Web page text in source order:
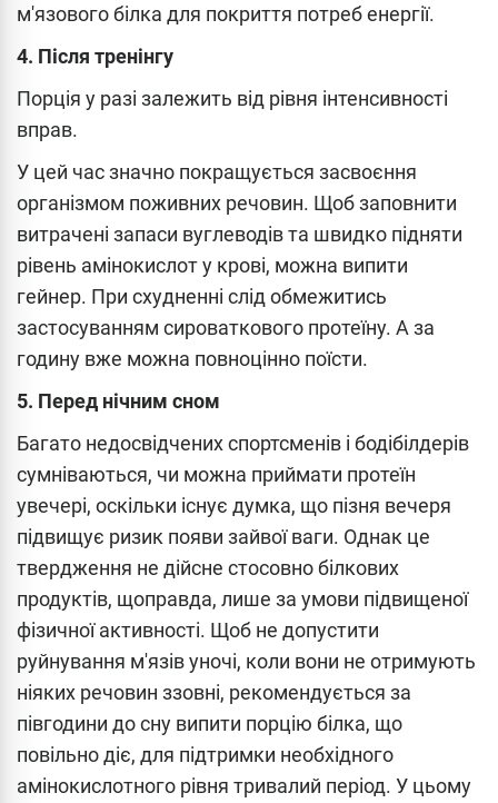
м'язового білка для покриття потреб енергії.
4. Після тренінгу
Порція у разі залежить від рівня інтенсивності
вправ.
У цей час значно покращується засвоєння
організмом поживних речовин. Щоб заповнити
витрачені запаси вуглеводів та швидко підняти
рівень амінокислот у крові, можна випити
гейнер. При схудненні слід обмежитись
застосуванням сироваткового протеїну. А за
годину вже можна повноцінно поїсти.
5. Перед нічним сном
Багато недосвідчених спортсменів і бодібілдерів
сумніваються, чи можна приймати протеїн
увечері, оскільки існує думка, що пізня вечеря
підвищує ризик появи зайвої ваги. Однак це
твердження не дійсне стосовно білкових
продуктів, щоправда, лише за умови підвищеної
фізичної активності. Щоб не допустити
руйнування м'язів уночі, коли вони не отримують
ніяких речовин ззовні, рекомендується за
півгодини до сну випити порцію білка, що
повільно діє, для підтримки необхідного
амінокислотного рівня тривалий період. У цьому